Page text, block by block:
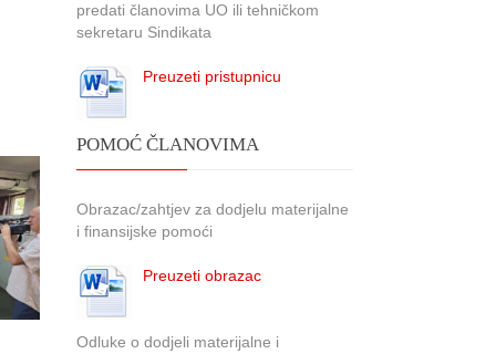
predati članovima UO ili tehničkom
sekretaru Sindikata
Preuzeti pristupnicu
POMOĆ ČLANOVIMA
Obrazac/zahtjev za dodjelu materijalne
i finansijske pomoći
Preuzeti obrazac
Odluke o dodjeli materijalne i